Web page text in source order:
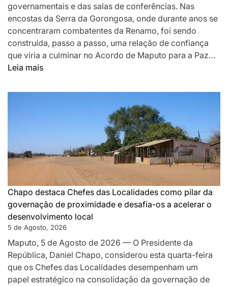
governamentais e das salas de conferências. Nas
encostas da Serra da Gorongosa, onde durante anos se
concentraram combatentes da Renamo, foi sendo
construída, passo a passo, uma relação de confiança
que viria a culminar no Acordo de Maputo para a Paz…
Leia mais:
MONTANHA
DA
PAZ
SILENCIOU
AS
ARMAS
EM
MOÇAMBIQUE
Chapo destaca Chefes das Localidades como pilar da
governação de proximidade e desafia-os a acelerar o
desenvolvimento local
5 de Agosto, 2026
Maputo, 5 de Agosto de 2026 — O Presidente da
República, Daniel Chapo, considerou esta quarta-feira
que os Chefes das Localidades desempenham um
papel estratégico na consolidação da governação de